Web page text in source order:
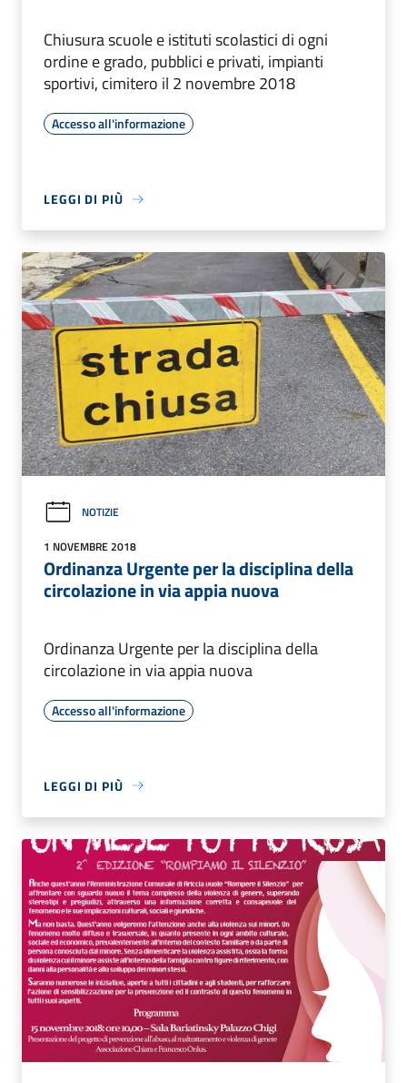
Chiusura scuole e istituti scolastici di ogni
ordine e grado, pubblici e privati, impianti
sportivi, cimitero il 2 novembre 2018
Accesso all'informazione
LEGGI DI PIÙ
NOTIZIE
1 NOVEMBRE 2018
Ordinanza Urgente per la disciplina della
circolazione in via appia nuova
Ordinanza Urgente per la disciplina della
circolazione in via appia nuova
Accesso all'informazione
LEGGI DI PIÙ